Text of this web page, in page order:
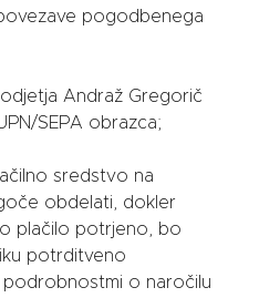
pogodbenega
Andraž Gregorič
SEPA obrazca;
sredstvo na
obdelati, dokler
plačilo potrjeno, bo
potrditveno
o naročilu